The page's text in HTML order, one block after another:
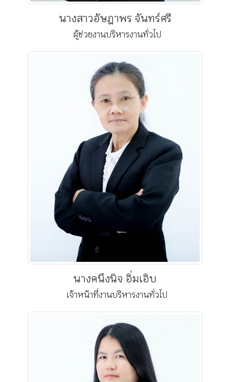
นางสาวอัษฎาพร จันทร์ศรี
ผู้ช่วยงานบริหารงานทั่วไป
นางคนึงนิจ อิ่มเอิบ
เจ้าหน้าที่งานบริหารงานทั่วไป